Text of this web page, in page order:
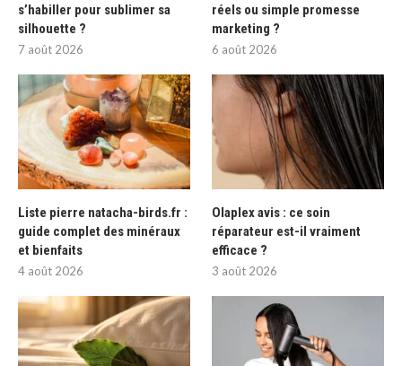
s’habiller pour sublimer sa
silhouette ?
7 août 2026
réels ou simple promesse
marketing ?
6 août 2026
Liste pierre natacha-birds.fr :
guide complet des minéraux
et bienfaits
4 août 2026
Olaplex avis : ce soin
réparateur est-il vraiment
efficace ?
3 août 2026